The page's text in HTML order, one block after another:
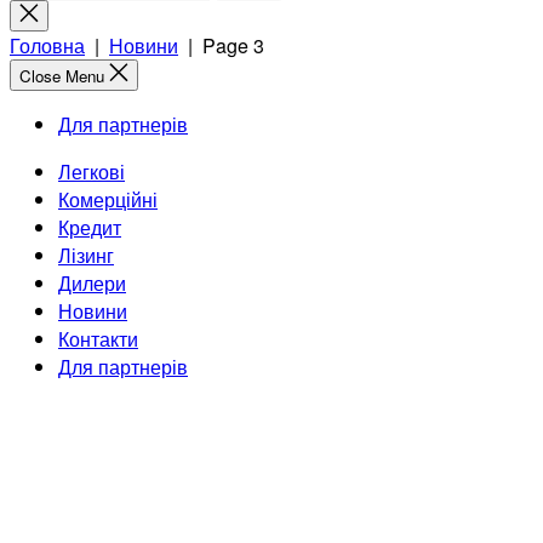
for:
Close
search
Головна | Новини | Page 3
Close Menu
Для партнерів
Легкові
Комерційні
Кредит
Лізинг
Дилери
Новини
Контакти
Для партнерів